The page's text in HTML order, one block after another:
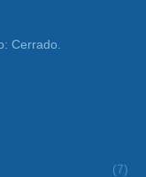
Cerrado.
(7)